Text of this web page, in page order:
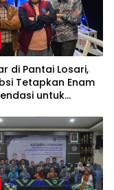
di Pantai Losari,
Tetapkan Enam
untuk